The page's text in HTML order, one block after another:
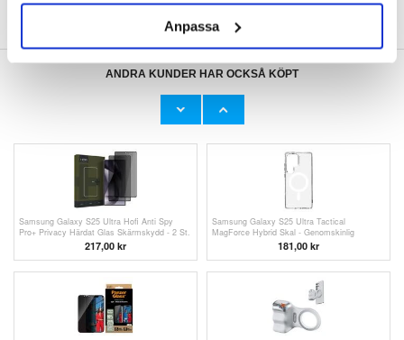
Anpassa
ANDRA KUNDER HAR OCKSÅ KÖPT
iPhone 16 Tech-Protect MagFlex-Skal -
iPhone 16 BlueDefend Anti-Blue Light
Samsung Galaxy S25 Ultra Hofi Anti Spy
Pro+ Privacy Härdat Glas Skärmskydd - 2 St.
217,00 kr
Samsung Galaxy S25 Ultra Tactical
MagForce Hybrid Skal - Genomskinlig
181,00 kr